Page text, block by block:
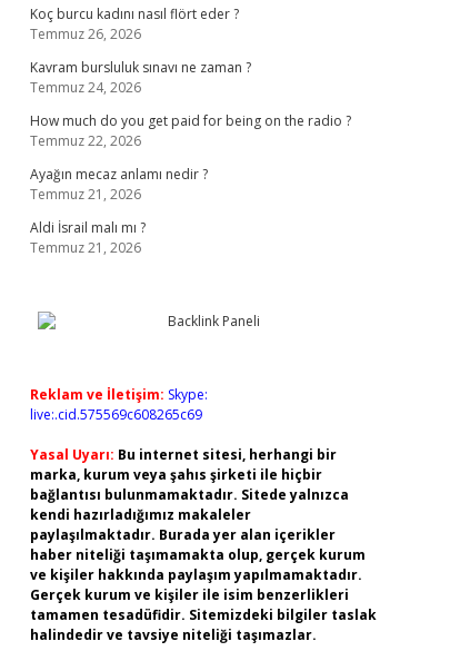
Koç burcu kadını nasıl flört eder ?
Temmuz 26, 2026
Kavram bursluluk sınavı ne zaman ?
Temmuz 24, 2026
How much do you get paid for being on the radio ?
Temmuz 22, 2026
Ayağın mecaz anlamı nedir ?
Temmuz 21, 2026
Aldi İsrail malı mı ?
Temmuz 21, 2026
Reklam ve İletişim: Skype:
live:.cid.575569c608265c69
Yasal Uyarı: Bu internet sitesi, herhangi bir
marka, kurum veya şahıs şirketi ile hiçbir
bağlantısı bulunmamaktadır. Sitede yalnızca
kendi hazırladığımız makaleler
paylaşılmaktadır. Burada yer alan içerikler
haber niteliği taşımamakta olup, gerçek kurum
ve kişiler hakkında paylaşım yapılmamaktadır.
Gerçek kurum ve kişiler ile isim benzerlikleri
tamamen tesadüfidir. Sitemizdeki bilgiler taslak
halindedir ve tavsiye niteliği taşımazlar.